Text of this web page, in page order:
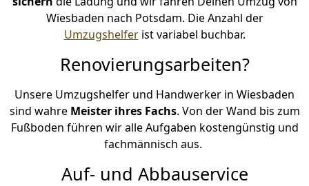
Wiesbaden nach Potsdam. Die Anzahl der
Umzugshelferist variabel buchbar.
Renovierungsarbeiten?
Unsere Umzugshelfer und Handwerker in Wiesbaden
sind wahre Meister ihres Fachs. Von der Wand bis zum
Fußboden führen wir alle Aufgaben kostengünstig und
fachmännisch aus.
Auf- und Abbauservice